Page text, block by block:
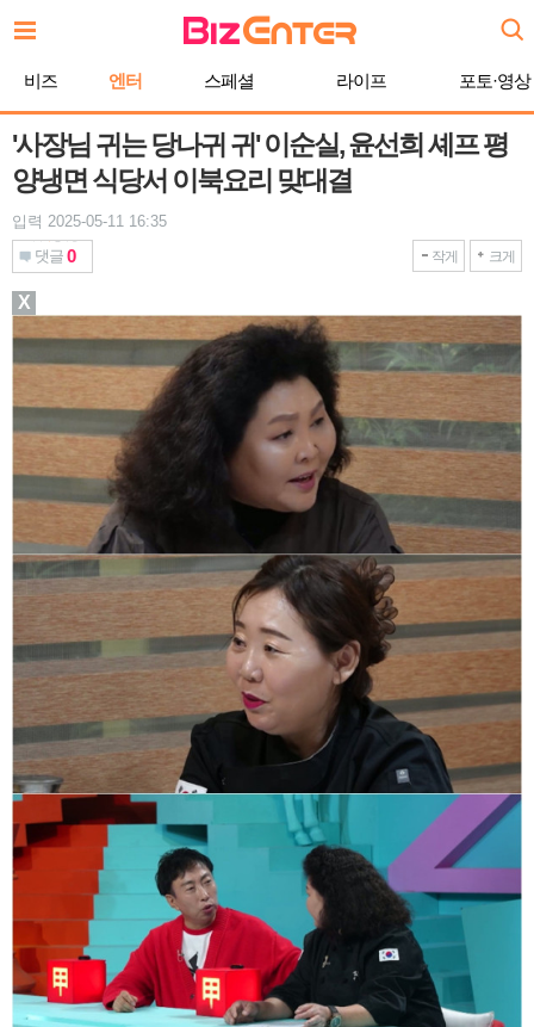
문
비즈 엔터 스페셜 라이프 포토·영상
'사장님 귀는 당나귀 귀' 이순실, 윤선희 셰프 평
양냉면 식당서 이북요리 맞대결
입력 2025-05-11 16:35
댓글 0 작게 크게
X